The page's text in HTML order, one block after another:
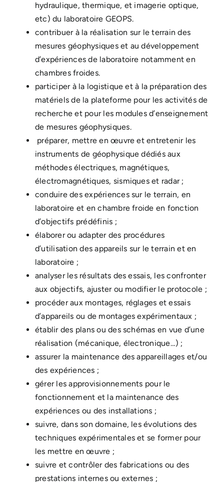
hydraulique, thermique, et imagerie optique,
etc) du laboratoire GEOPS.
contribuer à la réalisation sur le terrain des
mesures géophysiques et au développement
d’expériences de laboratoire notamment en
chambres froides.
participer à la logistique et à la préparation des
matériels de la plateforme pour les activités de
recherche et pour les modules d’enseignement
de mesures géophysiques.
préparer, mettre en œuvre et entretenir les
instruments de géophysique dédiés aux
méthodes électriques, magnétiques,
électromagnétiques, sismiques et radar ;
conduire des expériences sur le terrain, en
laboratoire et en chambre froide en fonction
d’objectifs prédéfinis ;
élaborer ou adapter des procédures
d’utilisation des appareils sur le terrain et en
laboratoire ;
analyser les résultats des essais, les confronter
aux objectifs, ajuster ou modifier le protocole ;
procéder aux montages, réglages et essais
d’appareils ou de montages expérimentaux ;
établir des plans ou des schémas en vue d’une
réalisation (mécanique, électronique…) ;
assurer la maintenance des appareillages et/ou
des expériences ;
gérer les approvisionnements pour le
fonctionnement et la maintenance des
expériences ou des installations ;
suivre, dans son domaine, les évolutions des
techniques expérimentales et se former pour
les mettre en œuvre ;
suivre et contrôler des fabrications ou des
prestations internes ou externes ;